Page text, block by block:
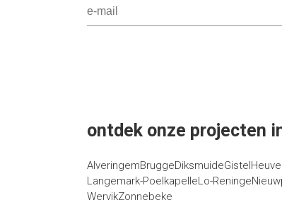
ontdek onze projecten
AlveringemBruggeDiksmuideGistel
Langemark-PoelkapelleLo-Reninge
WervikZonnebeke